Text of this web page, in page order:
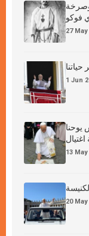
وصرخة
فوكو
27
حياتنا
1 Jun
يوحنا
13
20